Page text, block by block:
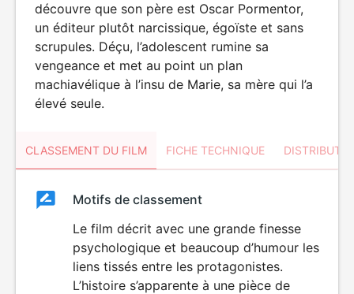
découvre que son père est Oscar Pormentor,
un éditeur plutôt narcissique, égoïste et sans
scrupules. Déçu, l’adolescent rumine sa
vengeance et met au point un plan
machiavélique à l’insu de Marie, sa mère qui l’a
élevé seule.
CLASSEMENT DU FILM FICHE TECHNIQUE
ClassementClassement
Motifs de classement
Le film décrit avec une grande finesse
psychologique et beaucoup d’humour les
liens tissés entre les protagonistes.
L’histoire s’apparente à une pièce de